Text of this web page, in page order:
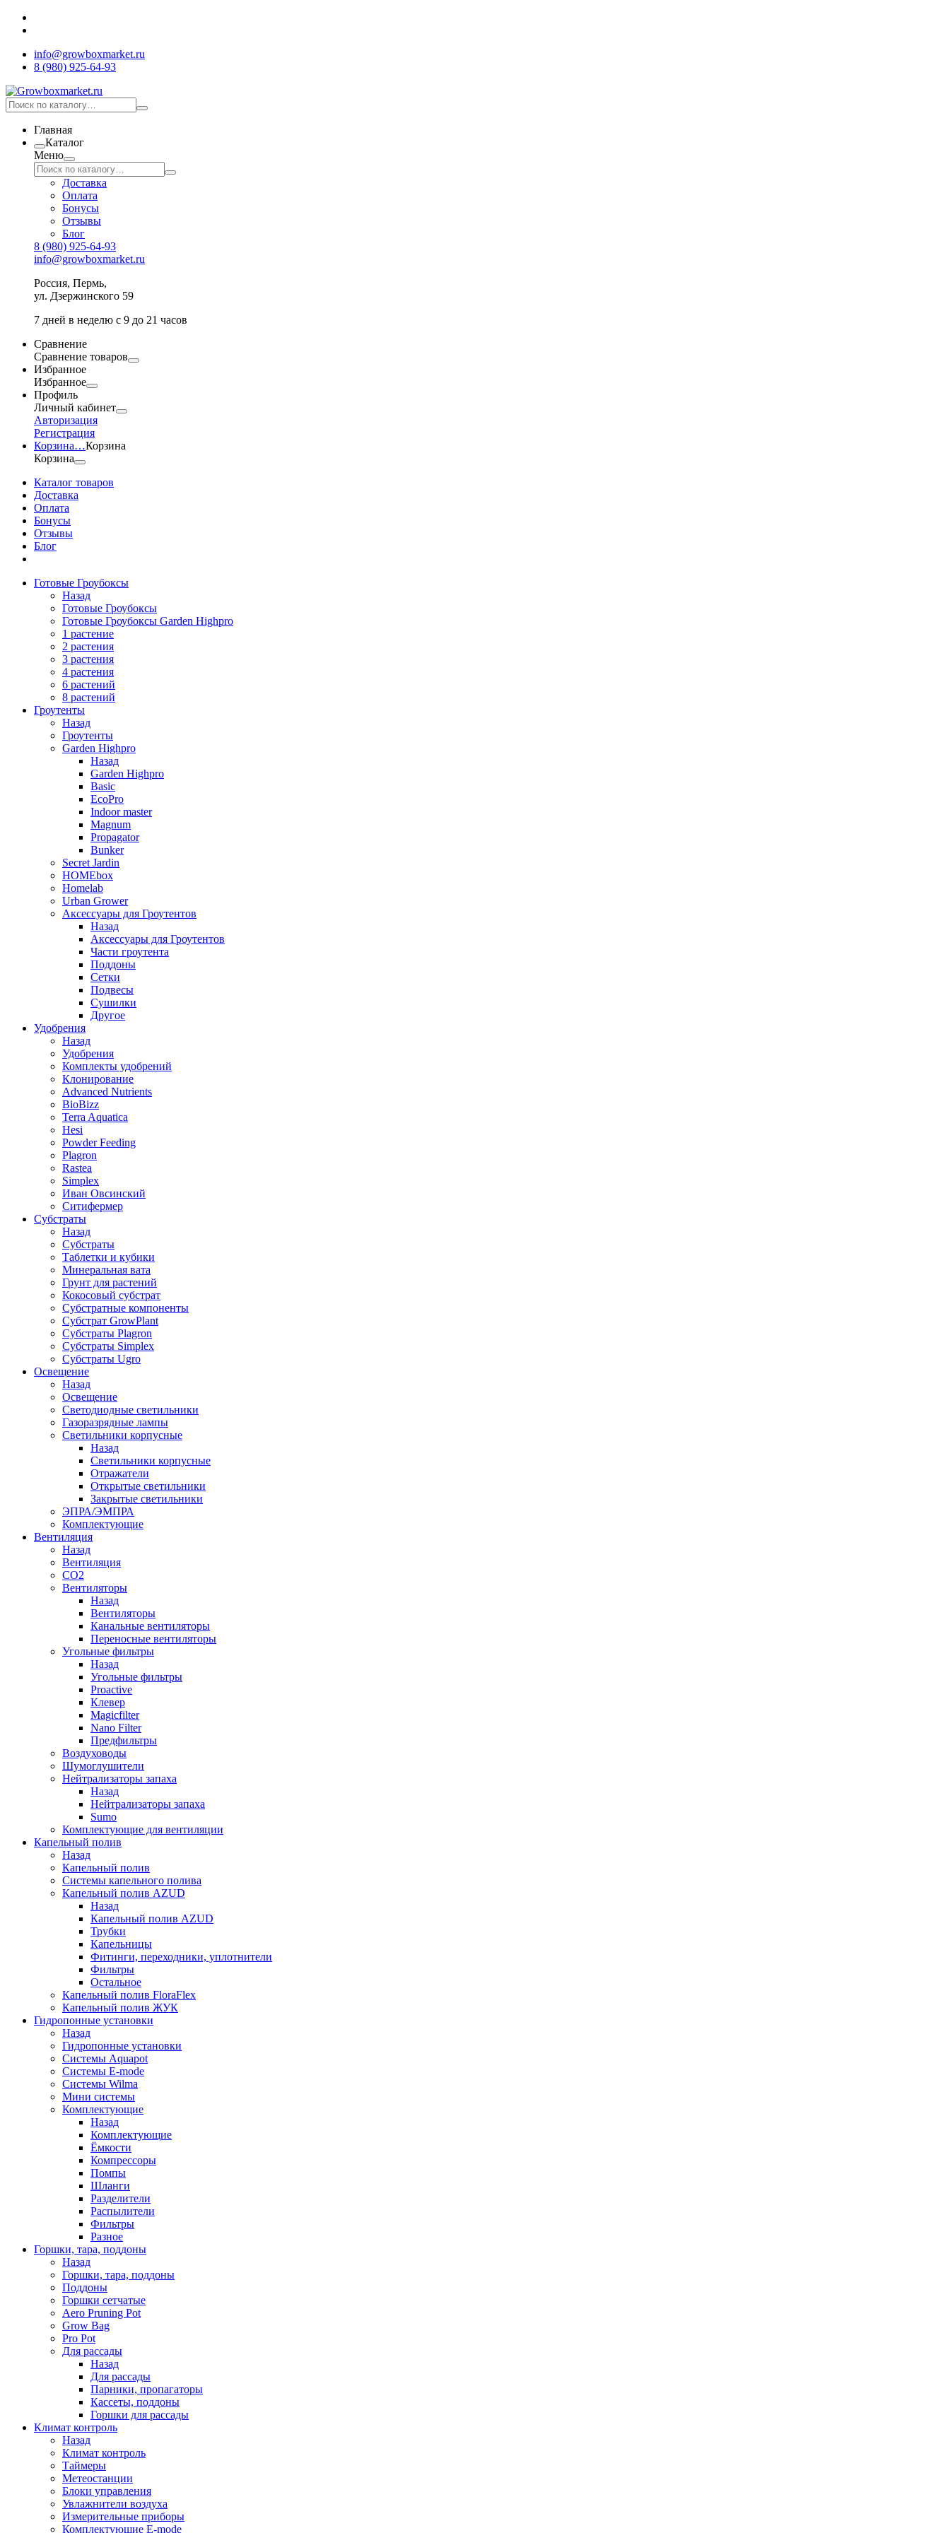
info@growboxmarket.ru
8 (980) 925-64-93
Главная
Каталог
Меню
Доставка
Оплата
Бонусы
Отзывы
Блог
8 (980) 925-64-93
info@growboxmarket.ru
Россия, Пермь,
ул. Дзержинского 59
7 дней в неделю с 9 до 21 часов
Сравнение
Сравнение товаров
Избранное
Избранное
Профиль
Личный кабинет
Авторизация
Регистрация
Корзина…Корзина
Корзина
Каталог товаров
Доставка
Оплата
Бонусы
Отзывы
Блог
Готовые Гроубоксы
Назад
Готовые Гроубоксы
Готовые Гроубоксы Garden Highpro
1 растение
2 растения
3 растения
4 растения
6 растений
8 растений
Гроутенты
Назад
Гроутенты
Garden Highpro
Назад
Garden Highpro
Basic
EcoPro
Indoor master
Magnum
Propagator
Bunker
Secret Jardin
HOMEbox
Homelab
Urban Grower
Аксессуары для Гроутентов
Назад
Аксессуары для Гроутентов
Части гроутента
Поддоны
Сетки
Подвесы
Сушилки
Другое
Удобрения
Назад
Удобрения
Комплекты удобрений
Клонирование
Advanced Nutrients
BioBizz
Terra Aquatica
Hesi
Powder Feeding
Plagron
Rastea
Simplex
Иван Овсинский
Ситифермер
Субстраты
Назад
Субстраты
Таблетки и кубики
Минеральная вата
Грунт для растений
Кокосовый субстрат
Субстратные компоненты
Субстрат GrowPlant
Субстраты Plagron
Субстраты Simplex
Субстраты Ugro
Освещение
Назад
Освещение
Светодиодные светильники
Газоразрядные лампы
Светильники корпусные
Назад
Светильники корпусные
Отражатели
Открытые светильники
Закрытые светильники
ЭПРА/ЭМПРА
Комплектующие
Вентиляция
Назад
Вентиляция
СО2
Вентиляторы
Назад
Вентиляторы
Канальные вентиляторы
Переносные вентиляторы
Угольные фильтры
Назад
Угольные фильтры
Proactive
Клевер
Magicfilter
Nano Filter
Предфильтры
Воздуховоды
Шумоглушители
Нейтрализаторы запаха
Назад
Нейтрализаторы запаха
Sumo
Комплектующие для вентиляции
Капельный полив
Назад
Капельный полив
Системы капельного полива
Капельный полив AZUD
Назад
Капельный полив AZUD
Трубки
Капельницы
Фитинги, переходники, уплотнители
Фильтры
Остальное
Капельный полив FloraFlex
Капельный полив ЖУК
Гидропонные установки
Назад
Гидропонные установки
Системы Aquapot
Системы E-mode
Системы Wilma
Мини системы
Комплектующие
Назад
Комплектующие
Ёмкости
Компрессоры
Помпы
Шланги
Разделители
Распылители
Фильтры
Разное
Горшки, тара, поддоны
Назад
Горшки, тара, поддоны
Поддоны
Горшки сетчатые
Aero Pruning Pot
Grow Bag
Pro Pot
Для рассады
Назад
Для рассады
Парники, пропагаторы
Кассеты, поддоны
Горшки для рассады
Климат контроль
Назад
Климат контроль
Таймеры
Метеостанции
Блоки управления
Увлажнители воздуха
Измерительные приборы
Комплектующие E-mode